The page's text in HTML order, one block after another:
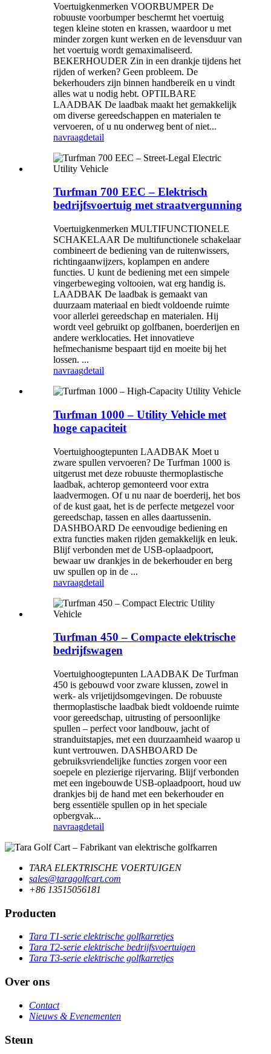
Voertuigkenmerken VOORBUMPER De
robuuste voorbumper beschermt het voertuig
tegen kleine stoten en krassen, waardoor u met
minder zorgen kunt werken en de levensduur van
het voertuig wordt gemaximaliseerd.
BEKERHOUDER Zin in een drankje tijdens het
rijden of werken? Geen probleem. De
bekerhouders zijn binnen handbereik en u vindt
alles wat u nodig hebt. OPTILBARE
LAADBAK De laadbak maakt het gemakkelijk
om diverse gereedschappen en materialen te
vervoeren, of u nu onderweg bent of niet...
navraagdetail
Turfman 700 EEC – Elektrisch
bedrijfsvoertuig met straatvergunning
Voertuigkenmerken MULTIFUNCTIONELE
SCHAKELAAR De multifunctionele schakelaar
combineert de bediening van de ruitenwissers,
richtingaanwijzers, koplampen en andere
functies. U kunt de bediening met een simpele
vingerbeweging voltooien, wat erg handig is.
LAADBAK De laadbak is gemaakt van
duurzaam materiaal en biedt voldoende ruimte
voor allerlei gereedschap en materialen. Hij
wordt veel gebruikt op golfbanen, boerderijen en
andere werklocaties. Het innovatieve
hefmechanisme bespaart tijd en moeite bij het
lossen. ...
navraagdetail
Turfman 1000 – Utility Vehicle met
hoge capaciteit
Voertuighoogtepunten LAADBAK Moet u
zware spullen vervoeren? De Turfman 1000 is
uitgerust met deze robuuste thermoplastische
laadbak, achterop gemonteerd voor extra
laadvermogen. Of u nu naar de boerderij, het bos
of de kust gaat, het is de perfecte metgezel voor
gereedschap, tassen en alles daartussenin.
DASHBOARD De eenvoudige bediening en
extra functies maken rijden gemakkelijk en leuk.
Blijf verbonden met de USB-oplaadpoort,
bewaar uw drankjes in de bekerhouder en berg
uw spullen op in de ...
navraagdetail
Turfman 450 – Compacte elektrische
bedrijfswagen
Voertuighoogtepunten LAADBAK De Turfman
450 is gebouwd voor zware klussen, zowel in
werk- als vrijetijdsomgevingen. De robuuste
thermoplastische laadbak biedt voldoende ruimte
voor gereedschap, uitrusting of persoonlijke
spullen – perfect voor landbouw, jacht of
stranduitstapjes, met een duurzaamheid waarop u
kunt vertrouwen. DASHBOARD De
gebruiksvriendelijke functies zorgen voor een
soepele en plezierige rijervaring. Blijf verbonden
met een ingebouwde USB-oplaadpoort, houd uw
drankjes bij de hand met een bekerhouder en
berg essentiële spullen op in het speciale
opbergvak...
navraagdetail
TARA ELEKTRISCHE VOERTUIGEN
sales@taragolfcart.com
+86 13515056181
Producten
Tara T1-serie elektrische golfkarretjes
Tara T2-serie elektrische bedrijfsvoertuigen
Tara T3-serie elektrische golfkarretjes
Over ons
Contact
Nieuws & Evenementen
Steun